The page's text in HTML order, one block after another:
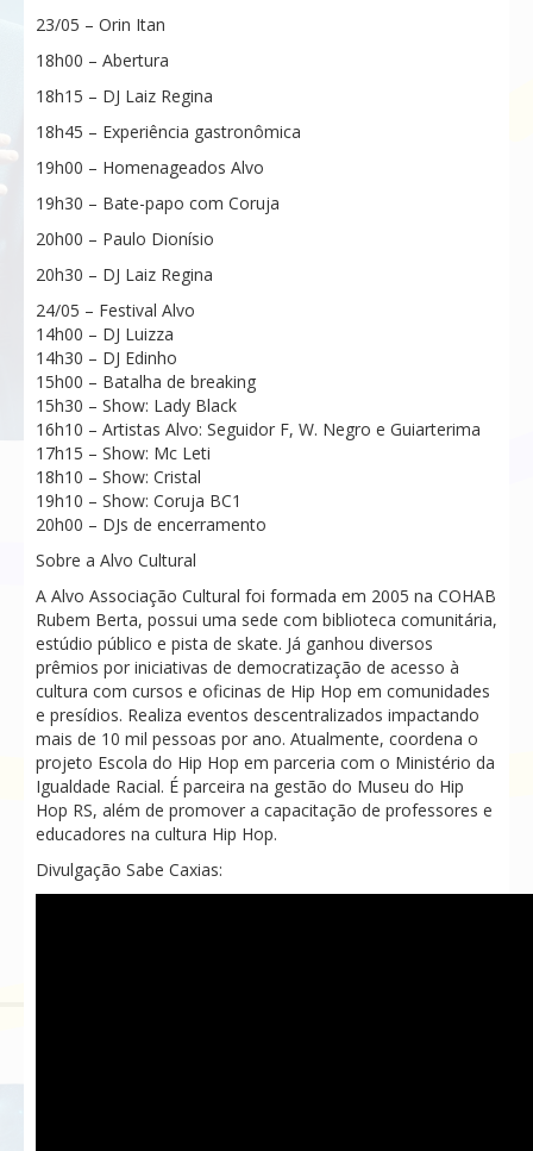
23/05 – Orin Itan
18h00 – Abertura
18h15 – DJ Laiz Regina
18h45 – Experiência gastronômica
19h00 – Homenageados Alvo
19h30 – Bate-papo com Coruja
20h00 – Paulo Dionísio
20h30 – DJ Laiz Regina
24/05 – Festival Alvo
14h00 – DJ Luizza
14h30 – DJ Edinho
15h00 – Batalha de breaking
15h30 – Show: Lady Black
16h10 – Artistas Alvo: Seguidor F, W. Negro e Guiarterima
17h15 – Show: Mc Leti
18h10 – Show: Cristal
19h10 – Show: Coruja BC1
20h00 – DJs de encerramento
Sobre a Alvo Cultural
A Alvo Associação Cultural foi formada em 2005 na COHAB
Rubem Berta, possui uma sede com biblioteca comunitária,
estúdio público e pista de skate. Já ganhou diversos
prêmios por iniciativas de democratização de acesso à
cultura com cursos e oficinas de Hip Hop em comunidades
e presídios. Realiza eventos descentralizados impactando
mais de 10 mil pessoas por ano. Atualmente, coordena o
projeto Escola do Hip Hop em parceria com o Ministério da
Igualdade Racial. É parceira na gestão do Museu do Hip
Hop RS, além de promover a capacitação de professores e
educadores na cultura Hip Hop.
Divulgação Sabe Caxias: